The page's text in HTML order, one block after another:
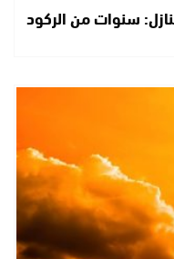
سنوات من الركود